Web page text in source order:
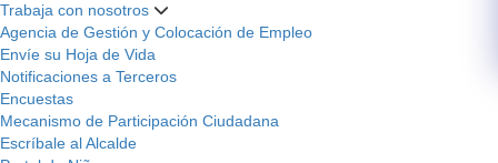
Trabaja con nosotros
Agencia de Gestión y Colocación de Empleo
Envíe su Hoja de Vida
Notificaciones a Terceros
Encuestas
Mecanismo de Participación Ciudadana
Escríbale al Alcalde